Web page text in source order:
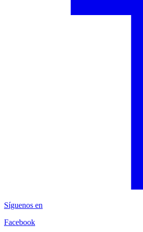
Síguenos en
Facebook